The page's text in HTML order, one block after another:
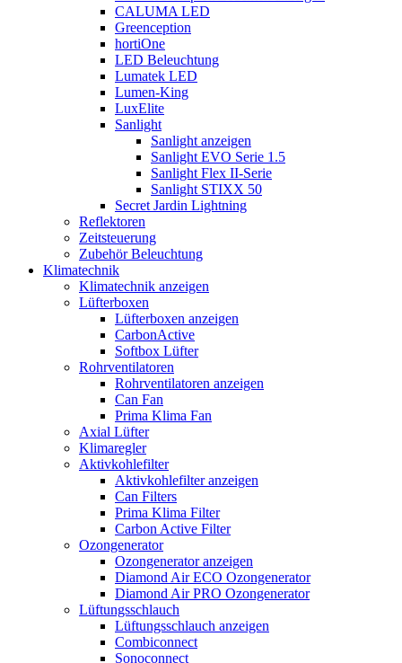
CALUMA LED
Greenception
hortiOne
LED Beleuchtung
Lumatek LED
Lumen-King
LuxElite
Sanlight
Sanlight anzeigen
Sanlight EVO Serie 1.5
Sanlight Flex II-Serie
Sanlight STIXX 50
Secret Jardin Lightning
Reflektoren
Zeitsteuerung
Zubehör Beleuchtung
Klimatechnik
Klimatechnik anzeigen
Lüfterboxen
Lüfterboxen anzeigen
CarbonActive
Softbox Lüfter
Rohrventilatoren
Rohrventilatoren anzeigen
Can Fan
Prima Klima Fan
Axial Lüfter
Klimaregler
Aktivkohlefilter
Aktivkohlefilter anzeigen
Can Filters
Prima Klima Filter
Carbon Active Filter
Ozongenerator
Ozongenerator anzeigen
Diamond Air ECO Ozongenerator
Diamond Air PRO Ozongenerator
Lüftungsschlauch
Lüftungsschlauch anzeigen
Combiconnect
Sonoconnect